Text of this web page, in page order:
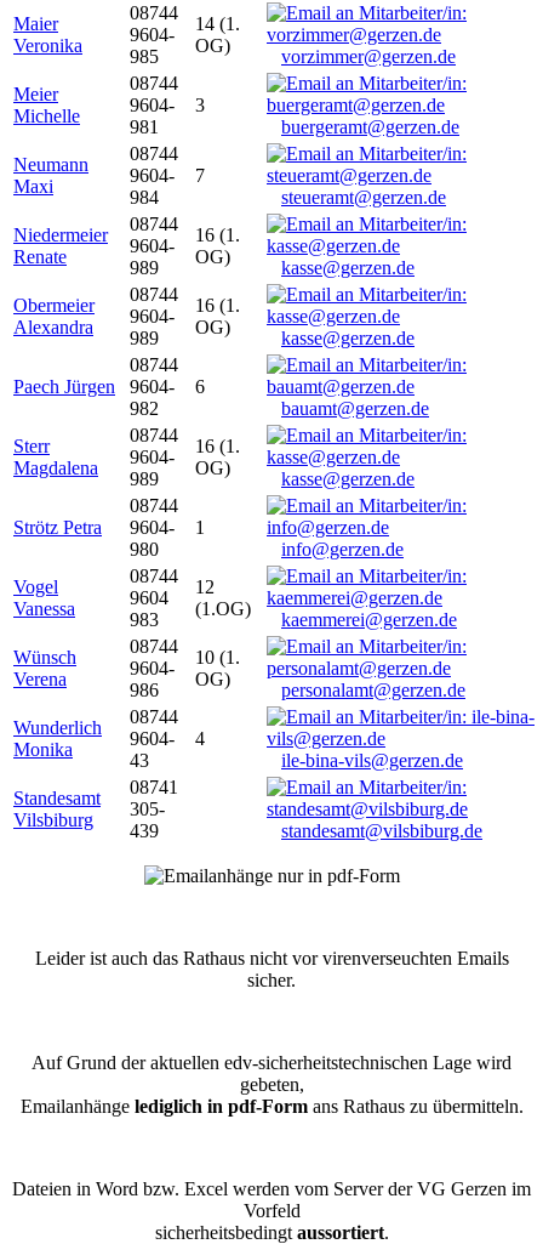
Maier
Veronika
08744
9604-
985
14 (1.
OG)
vorzimmer@gerzen.de
Meier
Michelle
08744
9604-
981
3
buergeramt@gerzen.de
Neumann
Maxi
08744
9604-
984
7
steueramt@gerzen.de
Niedermeier
Renate
08744
9604-
989
16 (1.
OG)
kasse@gerzen.de
Obermeier
Alexandra
08744
9604-
989
16 (1.
OG)
kasse@gerzen.de
Paech Jürgen
08744
9604-
982
6
bauamt@gerzen.de
Sterr
Magdalena
08744
9604-
989
16 (1.
OG)
kasse@gerzen.de
Strötz Petra
08744
9604-
980
1
info@gerzen.de
Vogel
Vanessa
08744
9604
983
12
(1.OG)
kaemmerei@gerzen.de
Wünsch
Verena
08744
9604-
986
10 (1.
OG)
personalamt@gerzen.de
Wunderlich
Monika
08744
9604-
43
4
ile-bina-vils@gerzen.de
Standesamt
Vilsbiburg
08741
305-
439
standesamt@vilsbiburg.de
Leider ist auch das Rathaus nicht vor virenverseuchten Emails
sicher.
Auf Grund der aktuellen edv-sicherheitstechnischen Lage wird
gebeten,
Emailanhänge lediglich in pdf-Formans Rathaus zu übermitteln.
Dateien in Word bzw. Excel werden vom Server der VG Gerzen im
Vorfeld
sicherheitsbedingt aussortiert.